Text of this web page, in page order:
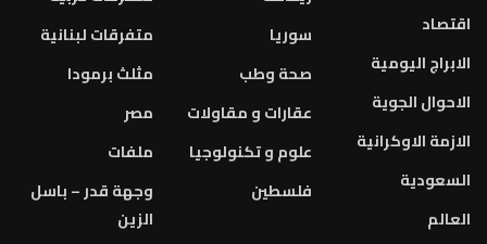
سوريا
صحة وطب
عقارات و مقاولات
علوم و تكنولوجيا
فلسطين
متفرقات لبنانية
مثلث برمودا
مصر
ملفات
وجهة قدر – باسل